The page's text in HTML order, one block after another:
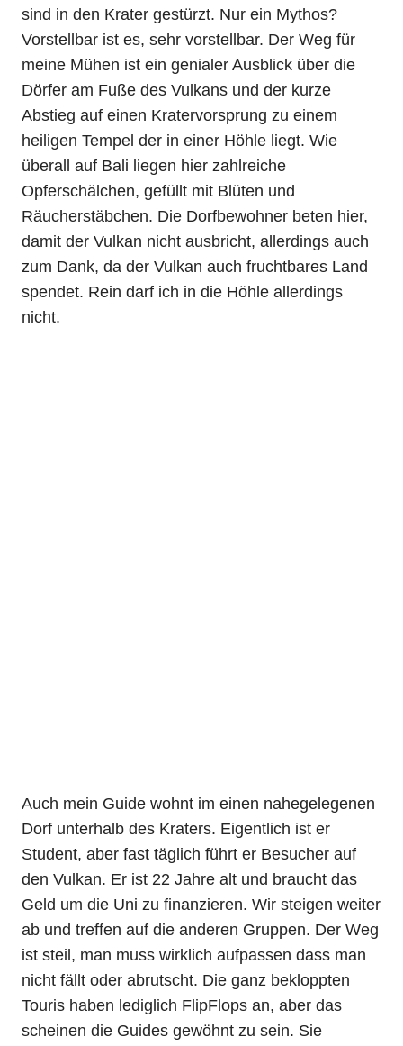
sind in den Krater gestürzt. Nur ein Mythos?
Vorstellbar ist es, sehr vorstellbar. Der Weg für
meine Mühen ist ein genialer Ausblick über die
Dörfer am Fuße des Vulkans und der kurze
Abstieg auf einen Kratervorsprung zu einem
heiligen Tempel der in einer Höhle liegt. Wie
überall auf Bali liegen hier zahlreiche
Opferschälchen, gefüllt mit Blüten und
Räucherstäbchen. Die Dorfbewohner beten hier,
damit der Vulkan nicht ausbricht, allerdings auch
zum Dank, da der Vulkan auch fruchtbares Land
spendet. Rein darf ich in die Höhle allerdings
nicht.
Auch mein Guide wohnt im einen nahegelegenen
Dorf unterhalb des Kraters. Eigentlich ist er
Student, aber fast täglich führt er Besucher auf
den Vulkan. Er ist 22 Jahre alt und braucht das
Geld um die Uni zu finanzieren. Wir steigen weiter
ab und treffen auf die anderen Gruppen. Der Weg
ist steil, man muss wirklich aufpassen dass man
nicht fällt oder abrutscht. Die ganz bekloppten
Touris haben lediglich FlipFlops an, aber das
scheinen die Guides gewöhnt zu sein. Sie